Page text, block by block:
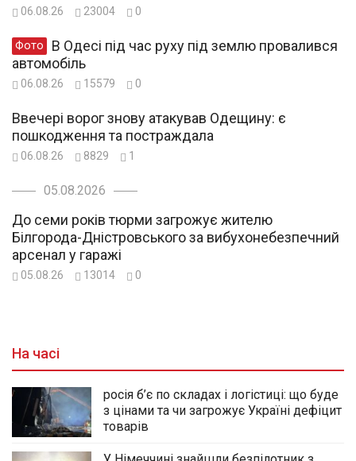
06.08.26 23004 0
Фото
автомобіль
06.08.26 15579 0
Ввечері ворог знову атакував Одещину: є
пошкодження та постраждала
06.08.26 8829 1
05.08.2026
До семи років тюрми загрожує жителю
Білгорода-Дністровського за вибухонебезпечний
арсенал у гаражі
05.08.26 13014 0
На часі
росія б’є по складах і логістиці: що буде
з цінами та чи загрожує Україні дефіцит
товарів